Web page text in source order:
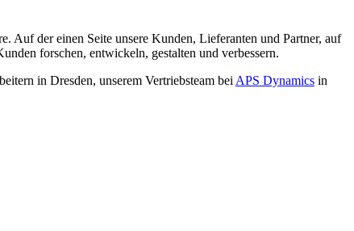
Auf der einen Seite unsere Kunden, Lieferanten und Partner, auf
forschen, entwickeln, gestalten und verbessern.
in Dresden, unserem Vertriebsteam bei APS Dynamics in